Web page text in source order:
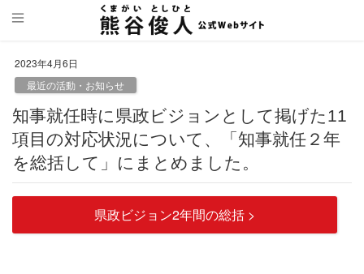
2023年4月6日
最近の活動・お知らせ
知事就任時に県政ビジョンとして掲げた11
項目の対応状況について、「知事就任２年
を総括して」にまとめました。
県政ビジョン2年間の総括 >